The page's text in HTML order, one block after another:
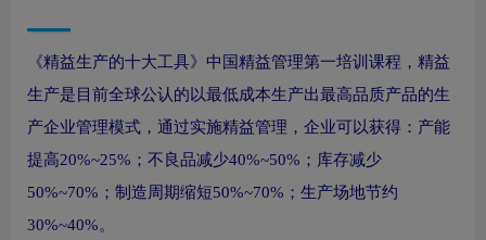
《精益生产的十大工具》中国精益管理第一培训课程，精益
生产是目前全球公认的以最低成本生产出最高品质产品的生
产企业管理模式，通过实施精益管理，企业可以获得：产能
提高20%~25%；不良品减少40%~50%；库存减少
50%~70%；制造周期缩短50%~70%；生产场地节约
30%~40%。